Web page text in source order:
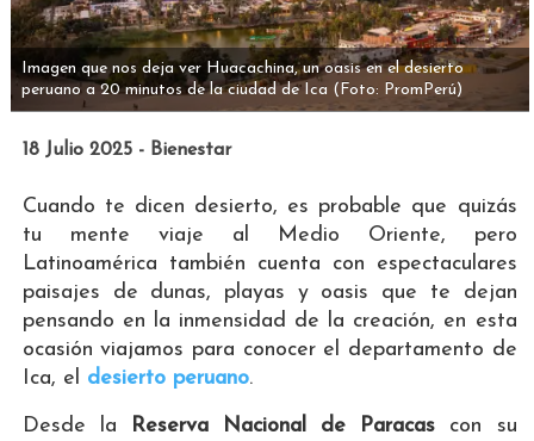
Imagen que nos deja ver Huacachina, un oasis en el desierto
peruano a 20 minutos de la ciudad de Ica (Foto: PromPerú)
18 Julio 2025 - Bienestar
Cuando te dicen desierto, es probable que quizás
tu mente viaje al Medio Oriente, pero
Latinoamérica también cuenta con espectaculares
paisajes de dunas, playas y oasis que te dejan
pensando en la inmensidad de la creación, en esta
ocasión viajamos para conocer el departamento de
Ica, el desierto peruano.
Desde la Reserva Nacional de Paracas con su